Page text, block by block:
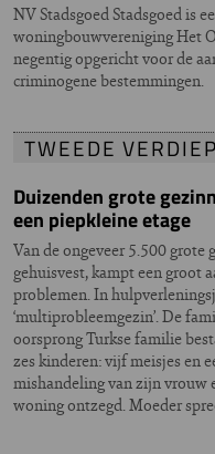
NV Stadsgoed Stadsgoed is
woningbouwvereniging Het
negentig opgericht voor de
criminogene bestemmingen.
TWEEDE
Duizenden grote
een piepkleine etage
Van de ongeveer 5.500
gehuisvest, kampt een groot
problemen. In
‘multiprobleemgezin’. De
oorsprong Turkse familie
zes kinderen: vijf meisjes en
mishandeling van zijn vrouw
woning ontzegd. Moeder